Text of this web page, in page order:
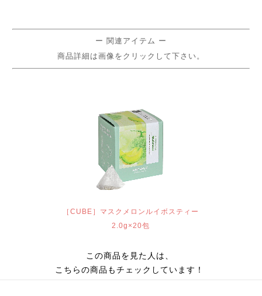
ー 関連アイテム ー
商品詳細は画像をクリックして下さい。
［CUBE］マスクメロンルイボスティー
2.0g×20包
この商品を見た人は、
こちらの商品もチェックしています！